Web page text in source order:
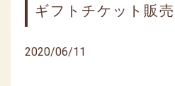
ギフトチケット販
2020/06/11